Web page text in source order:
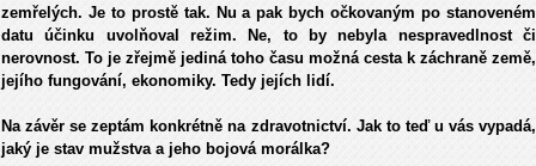
zemřelých. Je to prostě tak. Nu a pak bych očkovaným po stanoveném
datu účinku uvolňoval režim. Ne, to by nebyla nespravedlnost či
nerovnost. To je zřejmě jediná toho času možná cesta k záchraně země,
jejího fungování, ekonomiky. Tedy jejích lidí.
Na závěr se zeptám konkrétně na zdravotnictví. Jak to teď u vás vypadá,
jaký je stav mužstva a jeho bojová morálka?